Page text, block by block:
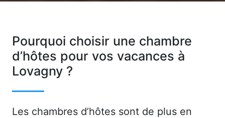
Pourquoi choisir une chambre
d’hôtes pour vos vacances à
Lovagny ?
Les chambres d’hôtes sont de plus en